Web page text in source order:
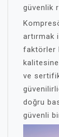
güvenlik
artırmak
faktörler
ve
doğru
güvenli